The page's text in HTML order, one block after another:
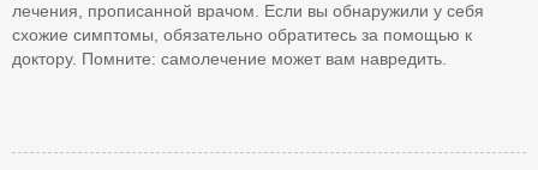
лечения, прописанной врачом. Если вы обнаружили у себя
схожие симптомы, обязательно обратитесь за помощью к
доктору. Помните: самолечение может вам навредить.